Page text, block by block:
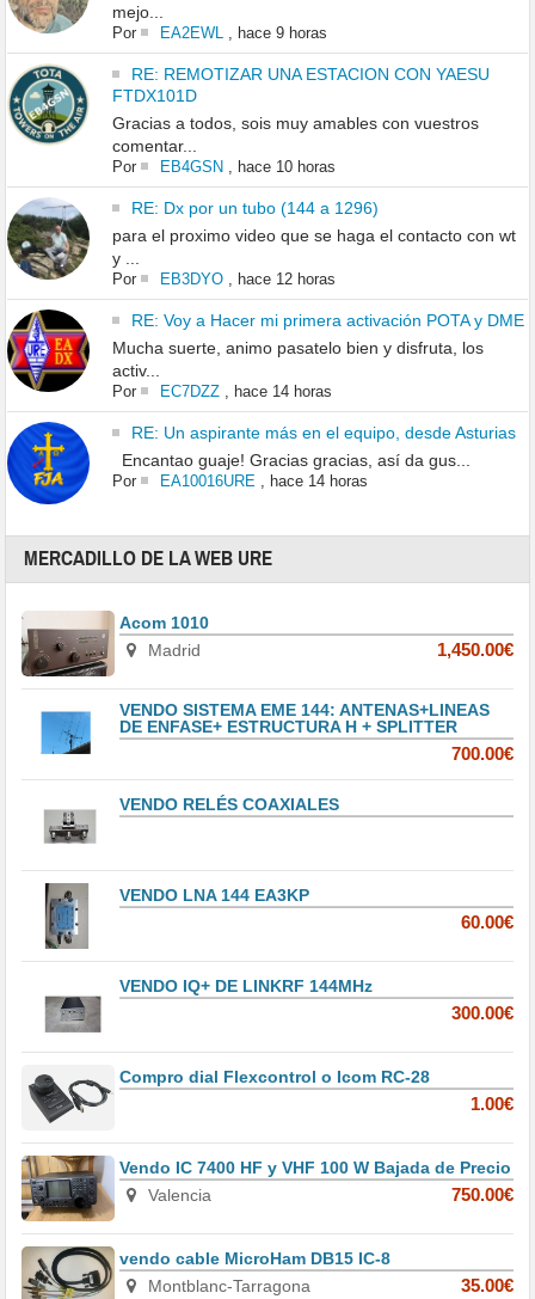
mejo...
Por EA2EWL hace 9 horas
RE: REMOTIZAR UNA ESTACION CON YAESU
FTDX101D
Gracias a todos, sois muy amables con vuestros
comentar...
Por EB4GSN, hace 10 horas
RE: Dx por un tubo (144 a 1296)
para el proximo video que se haga el contacto con wt
y ...
Por EB3DYO, hace 12 horas
RE: Voy a Hacer mi primera activación POTA y DME
Mucha suerte, animo pasatelo bien y disfruta, los
activ...
Por EC7DZZ, hace 14 horas
RE: Un aspirante más en el equipo, desde Asturias
Encantao guaje! Gracias gracias, así da gus...
Por EA10016URE hace 14 horas
MERCADILLO DE LA WEB URE
Acom 1010
Madrid
1,450.00€
VENDO SISTEMA EME 144: ANTENAS+LINEAS
DE ENFASE+ ESTRUCTURA H + SPLITTER
700.00€
VENDO RELÉS COAXIALES
VENDO LNA 144 EA3KP
60.00€
VENDO IQ+ DE LINKRF 144MHz
300.00€
Compro dial Flexcontrol o Icom RC-28
1.00€
Vendo IC 7400 HF y VHF 100 W Bajada de Precio
Valencia
750.00€
vendo cable MicroHam DB15 IC-8
Montblanc-Tarragona
35.00€